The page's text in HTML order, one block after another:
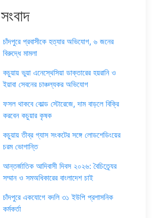
চাঁদপুরে প্রবাসীকে হত্যার অভিযোগ, ৬ জনের
বিরুদ্ধে মামলা
কচুয়ায় ভুয়া এনেস্থেসিয়া ডাক্তারের হয়রানি ও
ইয়াবা সেবনের চাঞ্চল্যকর অভিযোগ
ফসল থাকবে কোল্ড স্টোরেজে, দাম বাড়লে বিক্রি
করবেন কচুয়ার কৃষক
কচুয়ায় তীব্র গ্যাস সংকটের সঙ্গে লোডশেডিংয়ের
চরম ভোগান্তি
আন্তর্জাতিক আদিবাসী দিবস ২০২৬: বৈচিত্র্যের
সম্মান ও সমঅধিকারের বাংলাদেশ চাই
চাঁদপুরে একযোগে বদলি ৩১ ইউপি প্রশাসনিক
কর্মকর্তা